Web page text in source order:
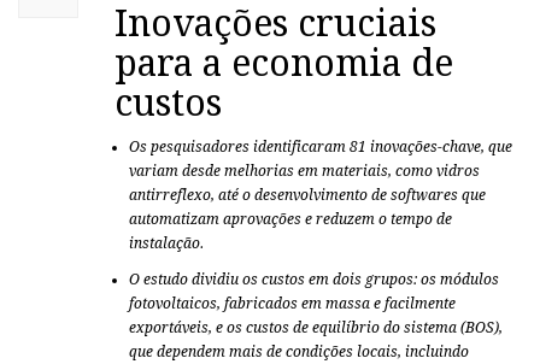
Inovações cruciais
para a economia de
custos
Os pesquisadores identificaram 81 inovações-chave, que
variam desde melhorias em materiais, como vidros
antirreflexo, até o desenvolvimento de softwares que
automatizam aprovações e reduzem o tempo de
instalação.
O estudo dividiu os custos em dois grupos: os módulos
fotovoltaicos, fabricados em massa e facilmente
exportáveis, e os custos de equilíbrio do sistema (BOS),
que dependem mais de condições locais, incluindo